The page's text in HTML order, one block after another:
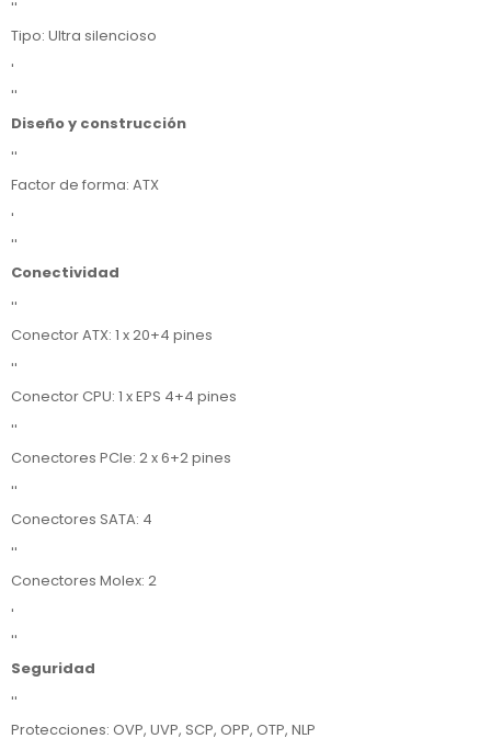
''
Tipo: Ultra silencioso
'
''
Diseño y construcción
''
Factor de forma: ATX
'
''
Conectividad
''
Conector ATX: 1 x 20+4 pines
''
Conector CPU: 1 x EPS 4+4 pines
''
Conectores PCIe: 2 x 6+2 pines
''
Conectores SATA: 4
''
Conectores Molex: 2
'
''
Seguridad
''
Protecciones: OVP, UVP, SCP, OPP, OTP, NLP